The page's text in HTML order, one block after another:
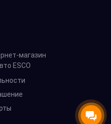
магазин
ESCO